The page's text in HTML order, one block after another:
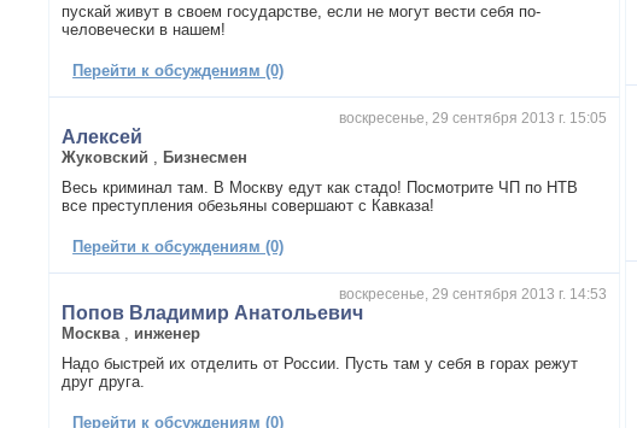
пускай живут в своем государстве, если не могут вести себя по-
человечески в нашем!
Перейти к обсуждениям (0)
воскресенье, 29 сентября 2013 г. 15:05
Алексей
Жуковский
Бизнесмен
Весь криминал там. В Москву едут как стадо! Посмотрите ЧП по НТВ
все преступления обезьяны совершают с Кавказа!
Перейти к обсуждениям (0)
воскресенье, 29 сентября 2013 г. 14:53
Попов Владимир Анатольевич
Москва
инженер
Надо быстрей их отделить от России. Пусть там у себя в горах режут
друг друга.
Перейти к обсуждениям (0)